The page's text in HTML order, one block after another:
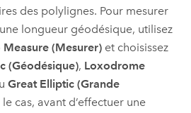
des polylignes. Pour mesurer
longueur géodésique, utilisez
Measure (Mesurer) et choisissez
(Géodésique), Loxodrome
Great Elliptic (Grande
le cas, avant d’effectuer une